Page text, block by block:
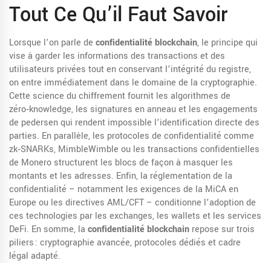
Tout Ce Qu’il Faut Savoir
Lorsque l’on parle de confidentialité blockchain, le principe qui
vise à garder les informations des transactions et des
utilisateurs privées tout en conservant l’intégrité du registre,
on entre immédiatement dans le domaine de la cryptographie.
Cette science du chiffrement fournit les algorithmes de
zéro‑knowledge, les signatures en anneau et les engagements
de pedersen qui rendent impossible l’identification directe des
parties. En parallèle, les protocoles de confidentialité comme
zk‑SNARKs, MimbleWimble ou les transactions confidentielles
de Monero structurent les blocs de façon à masquer les
montants et les adresses. Enfin, la réglementation de la
confidentialité – notamment les exigences de la MiCA en
Europe ou les directives AML/CFT – conditionne l’adoption de
ces technologies par les exchanges, les wallets et les services
DeFi. En somme, la confidentialité blockchain repose sur trois
piliers : cryptographie avancée, protocoles dédiés et cadre
légal adapté.